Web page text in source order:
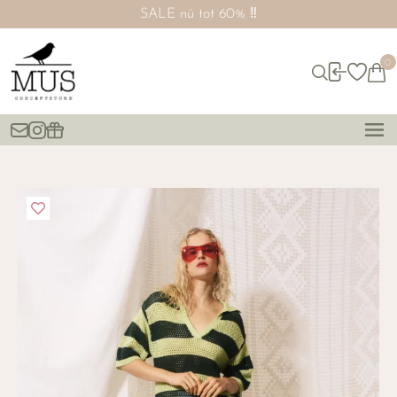
SALE nú tot 60% ‼️
0